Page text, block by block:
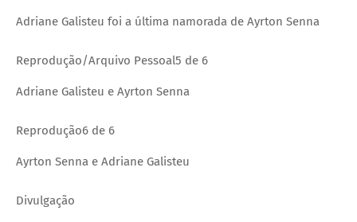
Adriane Galisteu foi a última namorada de Ayrton Senna
Reprodução/Arquivo Pessoal5 de 6
Adriane Galisteu e Ayrton Senna
Reprodução6 de 6
Ayrton Senna e Adriane Galisteu
Divulgação